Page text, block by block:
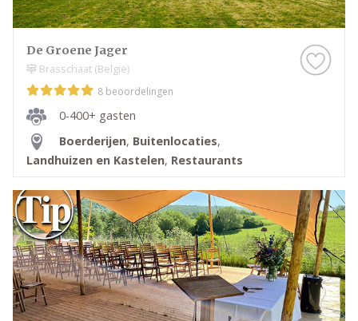
De Groene Jager
Brasschaat (België)
8 beoordelingen
0-400+ gasten
Boerderijen, Buitenlocaties,
Landhuizen en Kastelen, Restaurants